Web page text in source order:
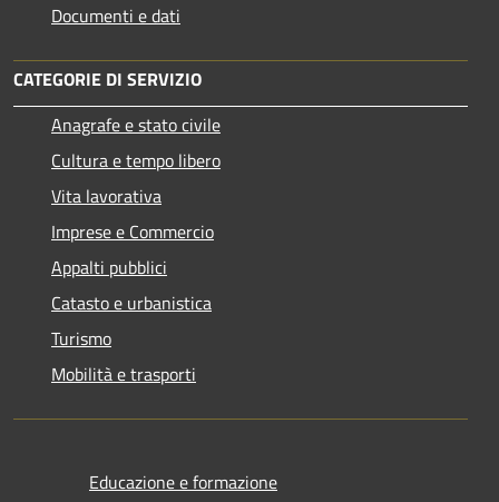
Documenti e dati
CATEGORIE DI SERVIZIO
Anagrafe e stato civile
Cultura e tempo libero
Vita lavorativa
Imprese e Commercio
Appalti pubblici
Catasto e urbanistica
Turismo
Mobilità e trasporti
Educazione e formazione